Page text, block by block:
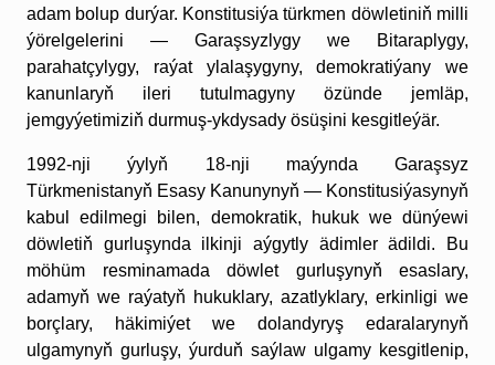
adam bolup durýar. Konstitusiýa türkmen döwletiniň milli
ýörelgelerini — Garaşsyzlygy we Bitaraplygy,
parahatçylygy, raýat ylalaşygyny, demokratiýany we
kanunlaryň ileri tutulmagyny özünde jemläp,
jemgyýetimiziň durmuş-ykdysady ösüşini kesgitleýär.
1992-nji ýylyň 18-nji maýynda Garaşsyz
Türkmenistanyň Esasy Kanunynyň — Konstitusiýasynyň
kabul edilmegi bilen, demokratik, hukuk we dünýewi
döwletiň gurluşynda ilkinji aýgytly ädimler ädildi. Bu
möhüm resminamada döwlet gurluşynyň esaslary,
adamyň we raýatyň hukuklary, azatlyklary, erkinligi we
borçlary, häkimiýet we dolandyryş edaralarynyň
ulgamynyň gurluşy, ýurduň saýlaw ulgamy kesgitlenip,